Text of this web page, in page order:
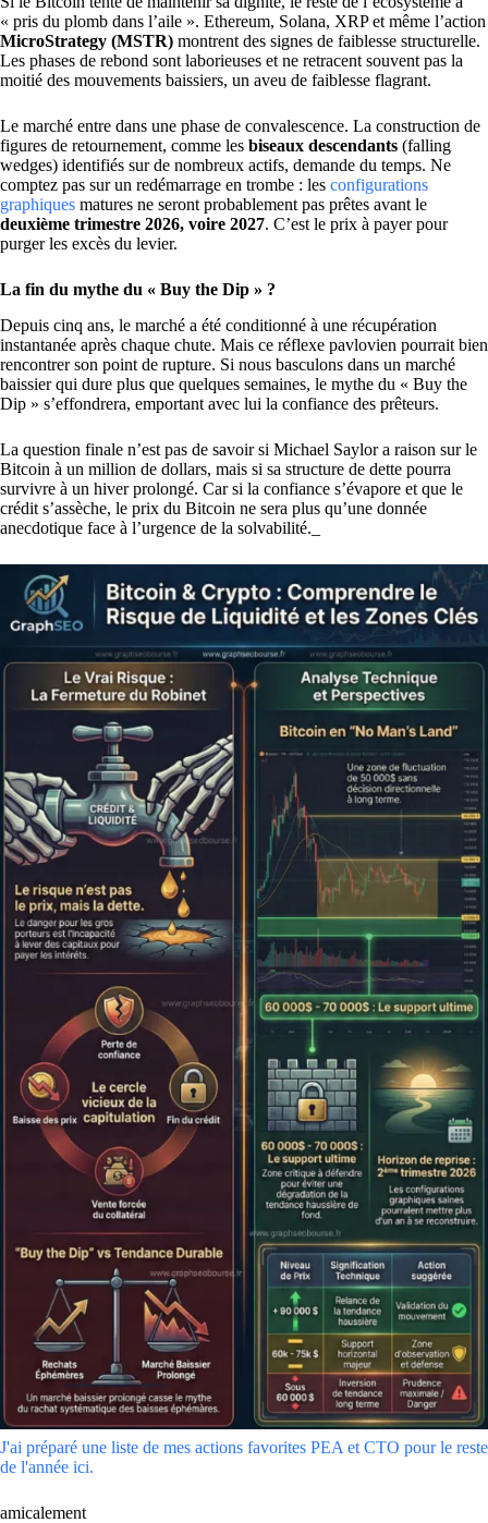
« pris du plomb dans l’aile ». Ethereum, Solana, XRP et même l’action
MicroStrategy (MSTR) montrent des signes de faiblesse structurelle.
Les phases de rebond sont laborieuses et ne retracent souvent pas la
moitié des mouvements baissiers, un aveu de faiblesse flagrant.
Le marché entre dans une phase de convalescence. La construction de
figures de retournement, comme les biseaux descendants (falling
wedges) identifiés sur de nombreux actifs, demande du temps. Ne
comptez pas sur un redémarrage en trombe : les configurations
graphiques matures ne seront probablement pas prêtes avant le
deuxième trimestre 2026, voire 2027. C’est le prix à payer pour
purger les excès du levier.
La fin du mythe du « Buy the Dip » ?
Depuis cinq ans, le marché a été conditionné à une récupération
instantanée après chaque chute. Mais ce réflexe pavlovien pourrait bien
rencontrer son point de rupture. Si nous basculons dans un marché
baissier qui dure plus que quelques semaines, le mythe du « Buy the
Dip » s’effondrera, emportant avec lui la confiance des prêteurs.
La question finale n’est pas de savoir si Michael Saylor a raison sur le
Bitcoin à un million de dollars, mais si sa structure de dette pourra
survivre à un hiver prolongé. Car si la confiance s’évapore et que le
crédit s’assèche, le prix du Bitcoin ne sera plus qu’une donnée
anecdotique face à l’urgence de la solvabilité._
J'ai préparé une liste de mes actions favorites PEA et CTO pour le reste
de l'année ici.
amicalement